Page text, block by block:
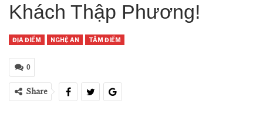
Khách Thập Phương!
ĐỊA ĐIỂM NGHỆ AN TÂM ĐIỂM
0
Share